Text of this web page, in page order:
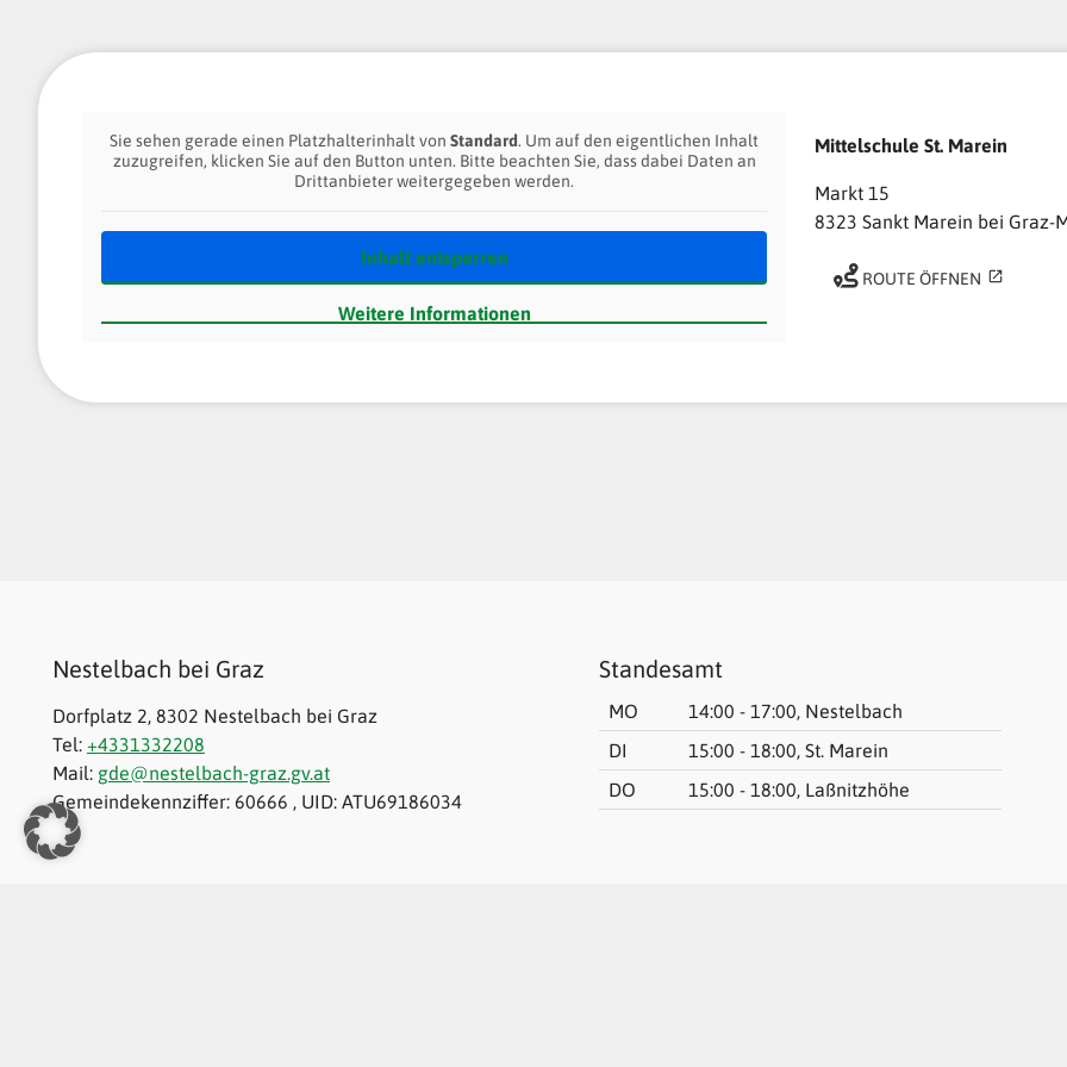
Sie sehen gerade einen Platzhalterinhalt von Standard. Um auf den eigentlichen Inhalt
zuzugreifen, klicken Sie auf den Button unten. Bitte beachten Sie, dass dabei Daten an
Drittanbieter weitergegeben werden.
Inhalt entsperren
Weitere Informationen
Mittelschule St. Marein
Markt 15
8323 Sankt Marein bei Graz-
ROUTE ÖFFNEN
Nestelbach bei Graz
Dorfplatz 2, 8302 Nestelbach bei Graz
Tel: +4331332208
Mail: gde@nestelbach-graz.gv.at
Gemeindekennziffer: 60666 , UID: ATU69186034
Standesamt
MO
14:00 - 17:00, Nestelbach
DI
15:00 - 18:00, St. Marein
DO
15:00 - 18:00, Laßnitzhöhe